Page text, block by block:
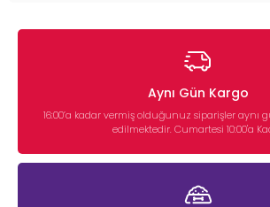
Aynı Gün Kargo
16:00’a kadar vermiş olduğunuz siparişler aynı
edilmektedir. Cumartesi 10:00'a